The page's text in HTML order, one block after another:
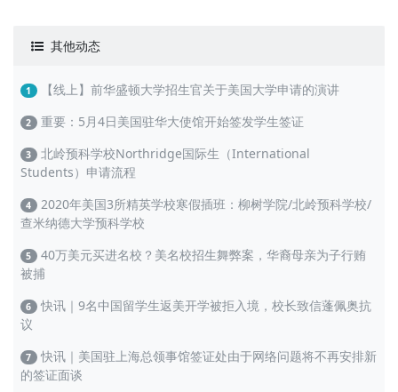
其他动态
1 【线上】前华盛顿大学招生官关于美国大学申请的演讲
2 重要：5月4日美国驻华大使馆开始签发学生签证
3 北岭预科学校Northridge国际生（International
Students）申请流程
4 2020年美国3所精英学校寒假插班：柳树学院/北岭预科学校/
查米纳德大学预科学校
5 40万美元买进名校？美名校招生舞弊案，华裔母亲为子行贿
被捕
6 快讯｜9名中国留学生返美开学被拒入境，校长致信蓬佩奥抗
议
7 快讯｜美国驻上海总领事馆签证处由于网络问题将不再安排新
的签证面谈